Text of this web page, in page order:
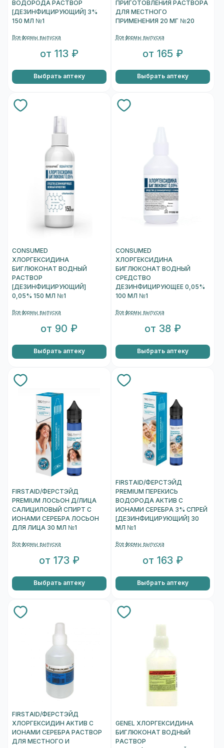
ВОДОРОДА РАСТВОР
[ДЕЗИНФИЦИРУЮЩИЙ] 3%
150 МЛ №1
Все формы выпуска
от 113 ₽
Выбрать аптеку
ПРИГОТОВЛЕНИЯ РАСТВОРА
ДЛЯ МЕСТНОГО
ПРИМЕНЕНИЯ 20 МГ №20
Все формы выпуска
от 165 ₽
Выбрать аптеку
CONSUMED
ХЛОРГЕКСИДИНА
БИГЛЮКОНАТ ВОДНЫЙ
РАСТВОР
[ДЕЗИНФИЦИРУЮЩИЙ]
0,05% 150 МЛ №1
Все формы выпуска
от 90 ₽
Выбрать аптеку
CONSUMED
ХЛОРГЕКСИДИНА
БИГЛЮКОНАТ ВОДНЫЙ
СРЕДСТВО
ДЕЗИНФИЦИРУЮЩЕЕ 0,05%
100 МЛ №1
Все формы выпуска
от 38 ₽
Выбрать аптеку
FIRSTAID/ФЕРСТЭЙД
PREMIUM ЛОСЬОН Д/ЛИЦА
САЛИЦИЛОВЫЙ СПИРТ С
ИОНАМИ СЕРЕБРА ЛОСЬОН
ДЛЯ ЛИЦА 30 МЛ №1
Все формы выпуска
от 173 ₽
Выбрать аптеку
FIRSTAID/ФЕРСТЭЙД
PREMIUM ПЕРЕКИСЬ
ВОДОРОДА АКТИВ С
ИОНАМИ СЕРЕБРА 3% СПРЕЙ
[ДЕЗИНФИЦИРУЮЩИЙ] 30
МЛ №1
Все формы выпуска
от 163 ₽
Выбрать аптеку
FIRSTAID/ФЕРСТЭЙД
ХЛОРГЕКСИДИН АКТИВ С
ИОНАМИ СЕРЕБРА РАСТВОР
ДЛЯ МЕСТНОГО И
GENEL ХЛОРГЕКСИДИНА
БИГЛЮКОНАТ ВОДНЫЙ
РАСТВОР